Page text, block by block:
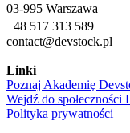
03-995 Warszawa
+48 517 313 589
contact@devstock.pl
Linki
Poznaj Akademię
Wejdź do społeczności
Polityka prywatności